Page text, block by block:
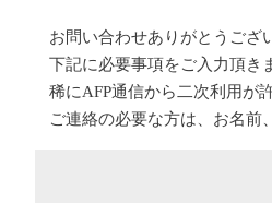
お問い合わせありがとうござ
下記に必要事項をご入力頂き
稀にAFP通信から二次利用が
ご連絡の必要な方は、お名前